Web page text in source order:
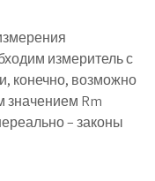
измеритель с
конечно, возможно
значением Rm
– законы